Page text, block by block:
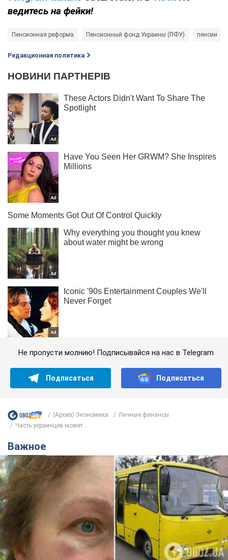
ведитесь на фейки!
Пенсионная реформа Пенсионный фонд Украины (ПФУ) пенсии
Редакционная политика
Не пропусти молнию! Подписывайся на нас в Telegram
Подписаться Подписаться
(Архив) Экономика
Личные финансы
Часть украинцев может...
Важное